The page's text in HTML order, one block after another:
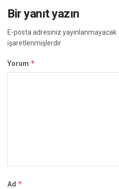
Bir yanıt yazın
E-posta adresiniz yayınlanmayacak.
işaretlenmişlerdir
Yorum *
Ad *